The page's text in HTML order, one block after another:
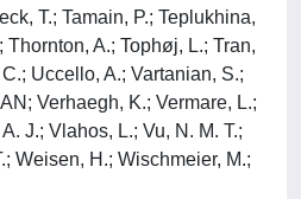
T.; Tamain, P.; Teplukhina,
Thornton, A.; Tophøj, L.; Tran,
Uccello, A.; Vartanian, S.;
Verhaegh, K.; Vermare, L.;
J.; Vlahos, L.; Vu, N. M. T.;
Weisen, H.; Wischmeier, M.;